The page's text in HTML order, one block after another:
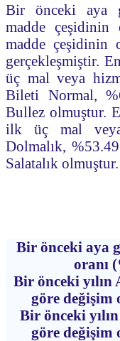
Bir önceki aya
madde çeşidinin
madde çeşidinin
gerçekleşmiştir.
üç mal veya
Bileti Normal,
Bullez olmuştur.
ilk üç mal
Dolmalık,
Salatalık olmuştur.
Bir önceki aya
oranı
Bir önceki yılın
göre değişim
Bir önceki
göre değişim